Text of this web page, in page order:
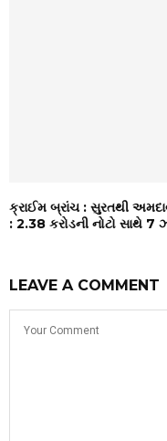
ક્રાઈમ બ્રાંચ : સુરતથી
: ₹2.38 કરોડની નોટો સાથે 7
LEAVE A COMMENT